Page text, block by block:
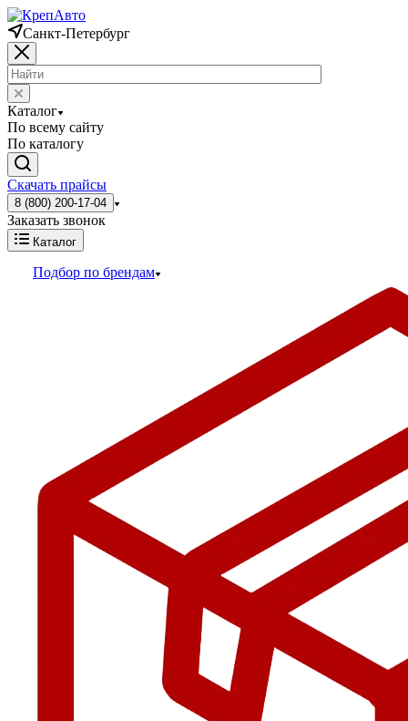
Санкт-Петербург
Каталог
По всему сайту
По каталогу
Скачать прайсы
8 (800) 200-17-04
Заказать звонок
Каталог
Подбор по брендам